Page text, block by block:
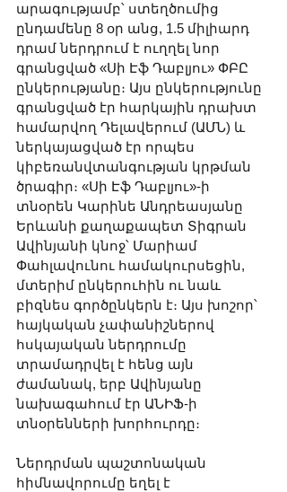
արագությամբ՝ ստեղծումից
ընդամենը 8 օր անց, 1.5 միլիարդ
դրամ ներդրում է ուղղել նոր
գրանցված «Սի Էֆ Դաբլյու» ՓԲԸ
ընկերությանը։ Այս ընկերությունը
գրանցված էր հարկային դրախտ
համարվող Դելավերում (ԱՄՆ) և
ներկայացված էր որպես
կիբեռանվտանգության կրթման
ծրագիր։ «Սի Էֆ Դաբլյու»-ի
տնօրեն Կարինե Անդրեասյանը
Երևանի քաղաքապետ Տիգրան
Ավինյանի կնոջ՝ Մարիամ
Փահլավունու համակուրսեցին,
մտերիմ ընկերուհին ու նաև
բիզնես գործընկերն է։ Այս խոշոր՝
հայկական չափանիշներով
հսկայական ներդրումը
տրամադրվել է հենց այն
ժամանակ, երբ Ավինյանը
նախագահում էր ԱՆԻՖ-ի
տնօրենների խորհուրդը։
Ներդրման պաշտոնական
հիմնավորումը եղել է